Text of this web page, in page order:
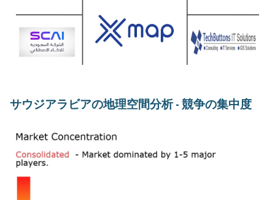
サウジアラビアの地理空間分析 - 競争の集中度